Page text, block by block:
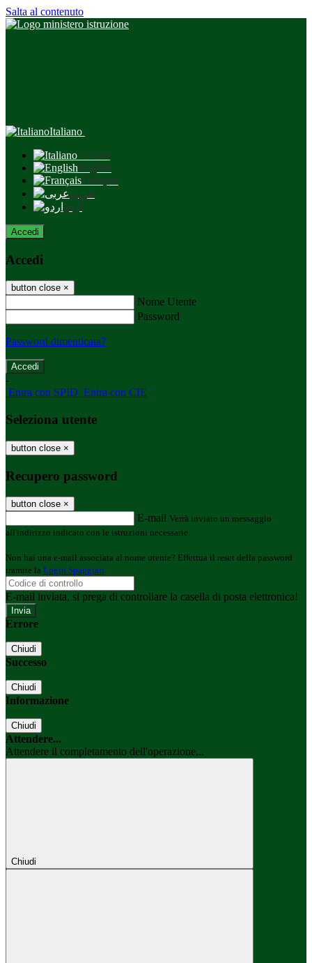
Salta al contenuto
Italiano
Italiano
English
Français
عربى
اردو
Accedi
Accedi
button close ×
Nome Utente
Password
Password dimenticata?
-
Entra con SPID Entra con CIE
Seleziona utente
button close ×
Recupero password
button close ×
E-mail Verrà inviato un messaggio
all'indirizzo indicato con le istruzioni necessarie.
Non hai una e-mail associata al nome utente? Effettua il reset della password
tramite la Login Spaggiari
E-mail inviata, si prega di controllare la casella di posta elettronica!
Errore
Chiudi
Successo
Chiudi
Informazione
Chiudi
Attendere...
Attendere il completamento dell'operazione...
Chiudi